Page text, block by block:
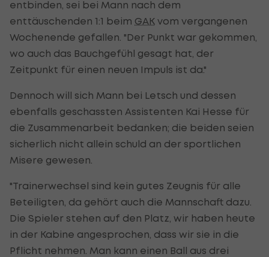
entbinden, sei bei Mann nach dem
enttäuschenden 1:1 beim GAK vom vergangenen
Wochenende gefallen. "Der Punkt war gekommen,
wo auch das Bauchgefühl gesagt hat, der
Zeitpunkt für einen neuen Impuls ist da."
Dennoch will sich Mann bei Letsch und dessen
ebenfalls geschassten Assistenten Kai Hesse für
die Zusammenarbeit bedanken; die beiden seien
sicherlich nicht allein schuld an der sportlichen
Misere gewesen.
"Trainerwechsel sind kein gutes Zeugnis für alle
Beteiligten, da gehört auch die Mannschaft dazu.
Die Spieler stehen auf den Platz, wir haben heute
in der Kabine angesprochen, dass wir sie in die
Pflicht nehmen. Man kann einen Ball aus drei